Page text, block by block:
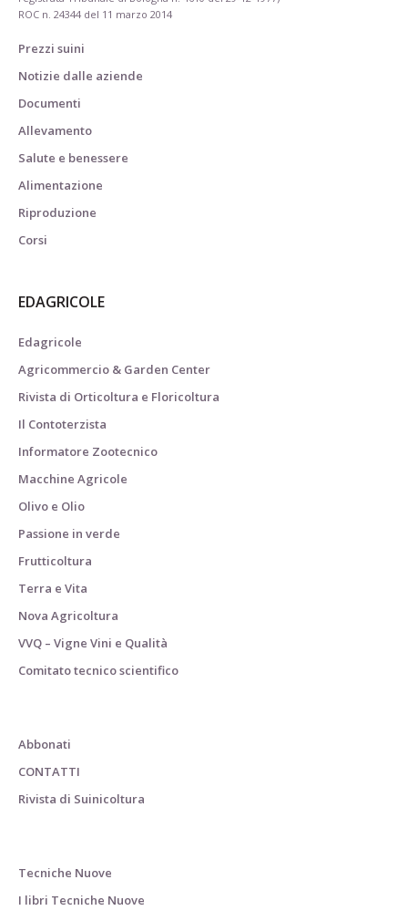
ROC n. 24344 del 11 marzo 2014
Prezzi suini
Notizie dalle aziende
Documenti
Allevamento
Salute e benessere
Alimentazione
Riproduzione
Corsi
EDAGRICOLE
Edagricole
Agricommercio & Garden Center
Rivista di Orticoltura e Floricoltura
Il Contoterzista
Informatore Zootecnico
Macchine Agricole
Olivo e Olio
Passione in verde
Frutticoltura
Terra e Vita
Nova Agricoltura
VVQ – Vigne Vini e Qualità
Comitato tecnico scientifico
Abbonati
CONTATTI
Rivista di Suinicoltura
Tecniche Nuove
I libri Tecniche Nuove